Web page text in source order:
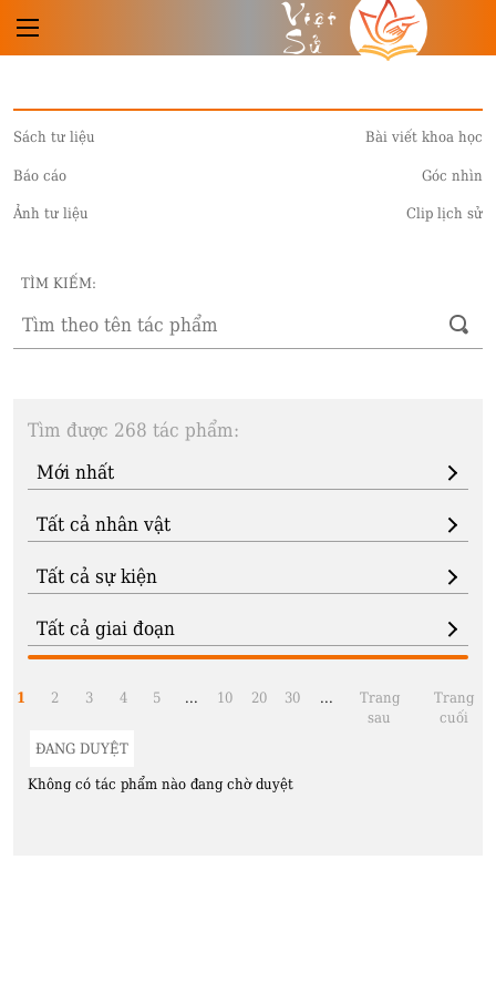
Việt
Sử
Sách tư liệu Bài viết khoa học
Báo cáo Góc nhìn
Ảnh tư liệu Clip lịch sử
TÌM KIẾM:
Tìm được 268 tác phẩm:
1 2 3 4 5 ... 10 20 30 ...
Trang
sau
Trang
cuối
ĐANG DUYỆT
Không có tác phẩm nào đang chờ duyệt